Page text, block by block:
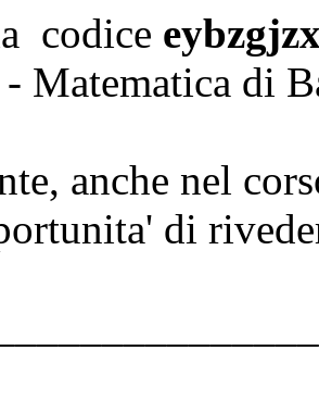
codice
Matematica di
anche nel
di